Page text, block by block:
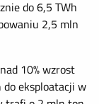
do 6,5 TWh
2,5 mln
10% wzrost
eksploatacji w